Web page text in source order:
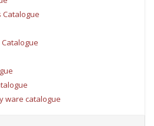
Catalogue
ware catalogue